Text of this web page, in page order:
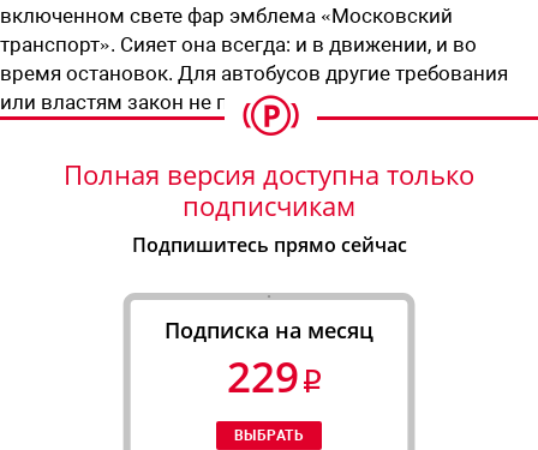
включенном свете фар эмблема «Московский
транспорт». Сияет она всегда: и в движении, и во
время остановок. Для автобусов другие требования
или властям закон не писан?
Полная версия доступна только
подписчикам
Подпишитесь прямо сейчас
Подписка на месяц
229